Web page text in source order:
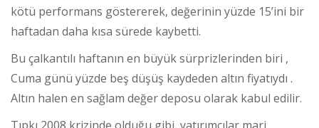
kötü performans göstererek, değerinin yüzde 15’ini bir
haftadan daha kısa sürede kaybetti.
Bu çalkantılı haftanın en büyük sürprizlerinden biri ,
Cuma günü yüzde beş düşüş kaydeden altın fiyatıydı .
Altın halen en sağlam değer deposu olarak kabul edilir.